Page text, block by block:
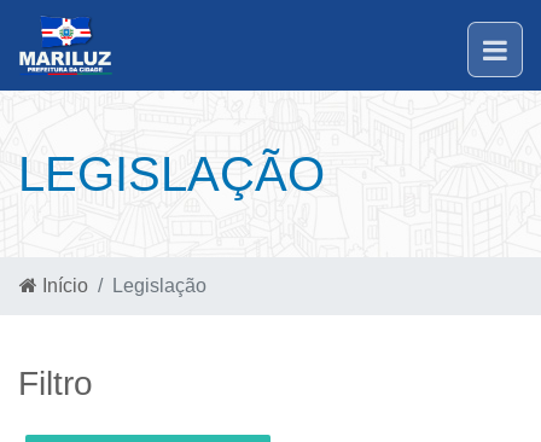
LEGISLAÇÃO
Início Legislação
Filtro